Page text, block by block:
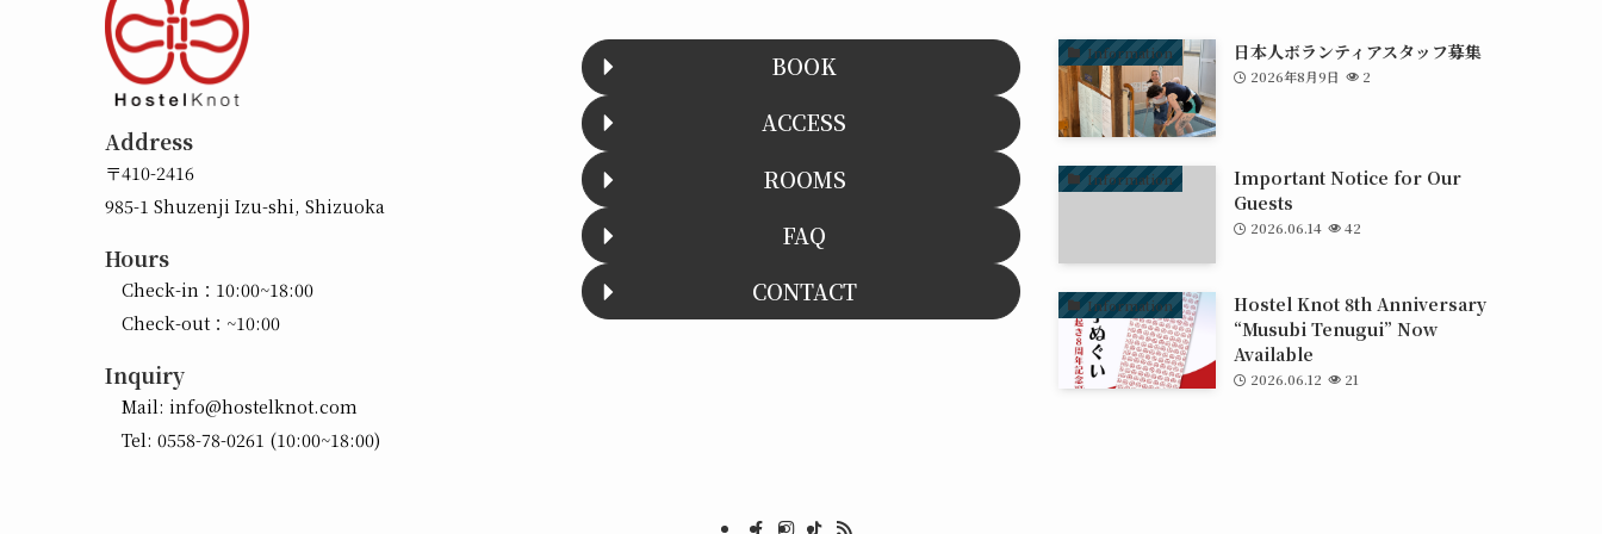
Address
〒410-2416
985-1 Shuzenji Izu-shi, Shizuoka
Hours
Check-in：10:00~18:00
Check-out：~10:00
Inquiry
Mail: info@hostelknot.com
Tel: 0558-78-0261 (10:00~18:00)
BOOK
ACCESS
ROOMS
FAQ
CONTACT
Information 日本人ボランティアスタッフ募集
2026年8月9日 2
Information
Important Notice for Our
Guests
2026.06.14 42
Information
Hostel Knot 8th Anniversary
“Musubi Tenugui” Now
Available
2026.06.12 21